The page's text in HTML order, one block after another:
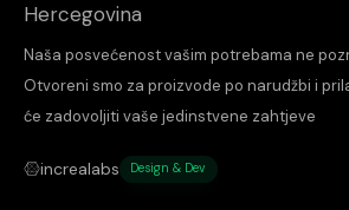
Hercegovina
Naša posvećenost vašim potrebama ne
Otvoreni smo za proizvode po narudžbi i
će zadovoljiti vaše jedinstvene zahtjeve
increalabs Design & Dev